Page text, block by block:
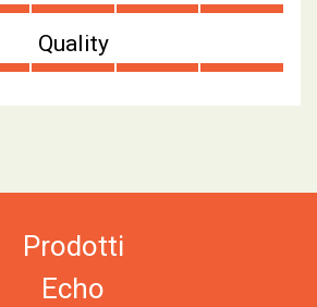
Quality
Prodotti
Echo